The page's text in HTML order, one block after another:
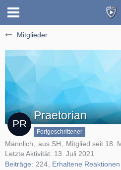
Mitglieder
Praetorian
Fortgeschrittener
Männlich aus SH
Mitglied seit 18.
Letzte Aktivität: 13. Juli 2021
Beiträge
224 Erhaltene Reaktionen